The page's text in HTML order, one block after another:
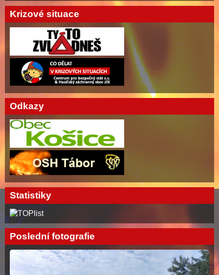
Krizové situace
Odkazy
Statistiky
Poslední fotografie